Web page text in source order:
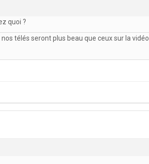
quoi ?
télés seront plus beau que ceux sur la vidéo